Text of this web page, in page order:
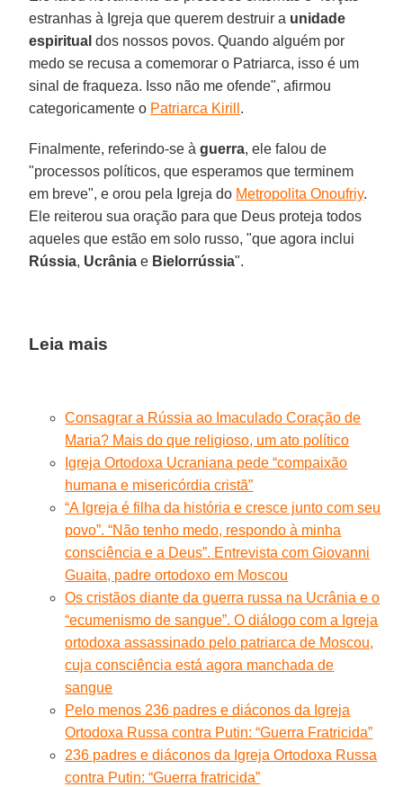
estranhas à Igreja que querem destruir a unidade
espiritual dos nossos povos. Quando alguém por
medo se recusa a comemorar o Patriarca, isso é um
sinal de fraqueza. Isso não me ofende", afirmou
categoricamente o Patriarca Kirill .
Finalmente, referindo-se àguerra, ele falou de
"processos políticos, que esperamos que terminem
em breve", e orou pela Igreja do Metropolita Onoufriy.
Ele reiterou sua oração para que Deus proteja todos
aqueles que estão em solo russo, "que agora inclui
Rússia, Ucrânia e Bielorrússia".
Leia mais
Consagrar a Rússia ao Imaculado Coração de
Maria? Mais do que religioso, um ato político
Igreja Ortodoxa Ucraniana pede “compaixão
humana e misericórdia cristã”
“A Igreja é filha da história e cresce junto com seu
povo”. “Não tenho medo, respondo à minha
consciência e a Deus”. Entrevista com Giovanni
Guaita, padre ortodoxo em Moscou
Os cristãos diante da guerra russa na Ucrânia e o
“ecumenismo de sangue”. O diálogo com a Igreja
ortodoxa assassinado pelo patriarca de Moscou,
cuja consciência está agora manchada de
sangue
Pelo menos 236 padres e diáconos da Igreja
Ortodoxa Russa contra Putin: “Guerra Fratricida”
236 padres e diáconos da Igreja Ortodoxa Russa
contra Putin: “Guerra fratricida”